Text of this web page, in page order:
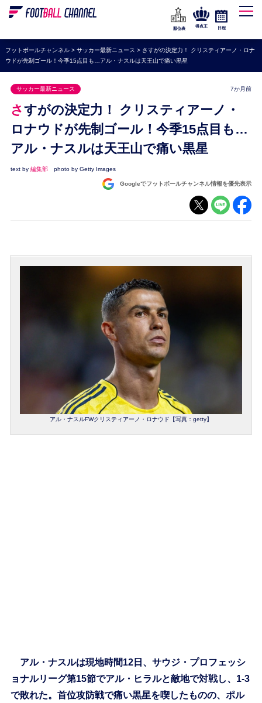
WEリーグ
海外サッカー
プレミアリーグ
ラ・リーガ
セリエA
ブンデスリーガ
UEFA
ナショナルチーム
順位表
得点王 日程
フットボールチャンネル> サッカー最新ニュース > さすがの決定力！ クリスティアーノ・ロナ
ウドが先制ゴール！今季15点目も…アル・ナスルは天王山で痛い黒星
サッカー最新ニュース 7か月前
さすがの決定力！ クリスティアーノ・
ロナウドが先制ゴール！今季15点目も…
アル・ナスルは天王山で痛い黒星
text by 編集部 photo by Getty Images
Googleでフットボールチャンネル情報を優先表示
アル・ナスルFWクリスティアーノ・ロナウド【写真：getty】
アル・ナスルは現地時間12日、サウジ・プロフェッシ
ョナルリーグ第15節でアル・ヒラルと敵地で対戦し、1-3
で敗れた。首位攻防戦で痛い黒星を喫したものの、ポル